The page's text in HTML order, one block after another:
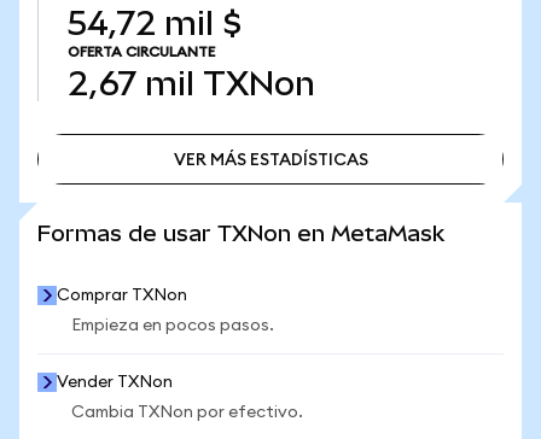
54,72 mil $
OFERTA CIRCULANTE
2,67 mil TXNon
VER MÁS ESTADÍSTICAS
Formas de usar TXNon en MetaMask
Comprar TXNon
Empieza en pocos pasos.
Vender TXNon
Cambia TXNon por efectivo.